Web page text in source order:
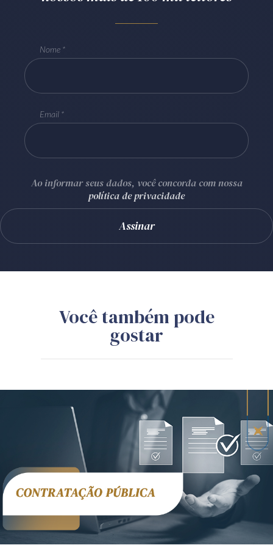
Nome
Email
Ao informar seus dados, você concorda com nossa
política de privacidade
Você também pode
gostar